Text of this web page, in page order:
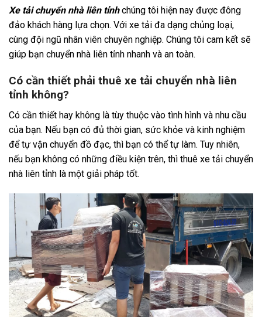
Xe tải chuyển nhà liên tỉnhchúng tôi hiện nay được đông
đảo khách hàng lựa chọn. Với xe tải đa dạng chủng loại,
cùng đội ngũ nhân viên chuyên nghiệp. Chúng tôi cam kết sẽ
giúp bạn chuyển nhà liên tỉnh nhanh và an toàn.
Có cần thiết phải thuê xe tải chuyển nhà liên
tỉnh không?
Có cần thiết hay không là tùy thuộc vào tình hình và nhu cầu
của bạn. Nếu bạn có đủ thời gian, sức khỏe và kinh nghiệm
để tự vận chuyển đồ đạc, thì bạn có thể tự làm. Tuy nhiên,
nếu bạn không có những điều kiện trên, thì thuê xe tải chuyển
nhà liên tỉnh là một giải pháp tốt.